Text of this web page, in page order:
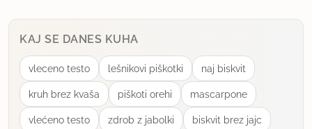
KAJ SE DANES KUHA
vleceno testo lešnikovi piškotki naj biskvit
kruh brez kvaša piškoti orehi mascarpone
vlećeno testo zdrob z jabolki biskvit brez jajc